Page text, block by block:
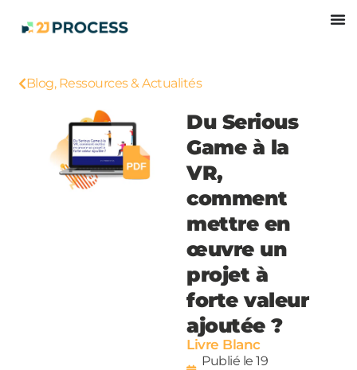
Blog, Ressources & Actualités
Du Serious
Game à la
VR,
comment
mettre en
œuvre un
projet à
forte valeur
ajoutée ?
Livre Blanc
Publié le 19